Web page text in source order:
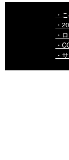
・
・
・
・
・